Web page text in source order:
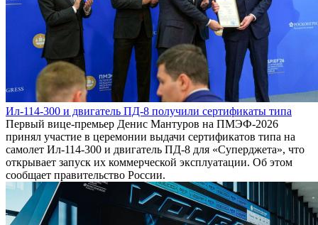
Ил-114-300 и двигатель ПД-8 получили сертификаты типа
Первый вице-премьер Денис Мантуров на ПМЭФ-2026
принял участие в церемонии выдачи сертификатов типа на
самолет Ил-114-300 и двигатель ПД-8 для «Суперджета», что
открывает запуск их коммерческой эксплуатации. Об этом
сообщает правительство России.